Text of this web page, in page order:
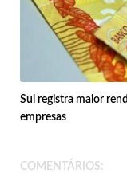
Sul registra maior
empresas
COMENTÁRIOS: